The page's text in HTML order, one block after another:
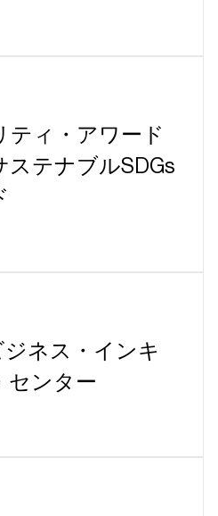
ティ・アワード
ステナブルSDGs
ジネス・インキ
センター